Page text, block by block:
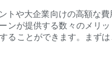
トや大企業向けの高額な
ンが提供する数々のメリ
ることができます。まず